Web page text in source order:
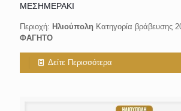
ΜΕΣΗΜΕΡΑΚΙ
Περιοχή: Ηλιούπολη Κατηγορία βράβευσης
ΦΑΓΗΤΟ
Δείτε Περισσότερα